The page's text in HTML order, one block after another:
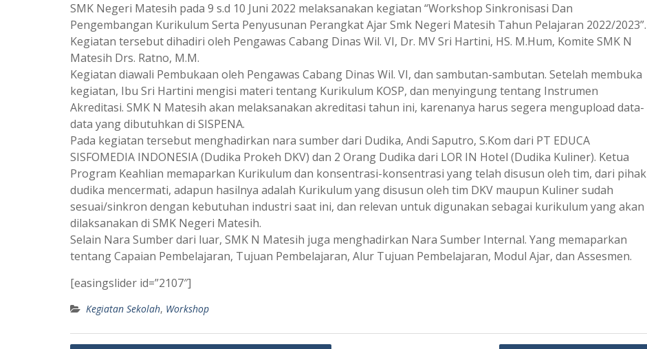
SMK Negeri Matesih pada 9 s.d 10 Juni 2022 melaksanakan kegiatan “Workshop Sinkronisasi Dan
Pengembangan Kurikulum Serta Penyusunan Perangkat Ajar Smk Negeri Matesih Tahun Pelajaran 2022/2023”.
Kegiatan tersebut dihadiri oleh Pengawas Cabang Dinas Wil. VI, Dr. MV Sri Hartini, HS. M.Hum, Komite SMK N
Matesih Drs. Ratno, M.M.
Kegiatan diawali Pembukaan oleh Pengawas Cabang Dinas Wil. VI, dan sambutan-sambutan. Setelah membuka
kegiatan, Ibu Sri Hartini mengisi materi tentang Kurikulum KOSP, dan menyingung tentang Instrumen
Akreditasi. SMK N Matesih akan melaksanakan akreditasi tahun ini, karenanya harus segera mengupload data-
data yang dibutuhkan di SISPENA.
Pada kegiatan tersebut menghadirkan nara sumber dari Dudika, Andi Saputro, S.Kom dari PT EDUCA
SISFOMEDIA INDONESIA (Dudika Prokeh DKV) dan 2 Orang Dudika dari LOR IN Hotel (Dudika Kuliner). Ketua
Program Keahlian memaparkan Kurikulum dan konsentrasi-konsentrasi yang telah disusun oleh tim, dari pihak
dudika mencermati, adapun hasilnya adalah Kurikulum yang disusun oleh tim DKV maupun Kuliner sudah
sesuai/sinkron dengan kebutuhan industri saat ini, dan relevan untuk digunakan sebagai kurikulum yang akan
dilaksanakan di SMK Negeri Matesih.
Selain Nara Sumber dari luar, SMK N Matesih juga menghadirkan Nara Sumber Internal. Yang memaparkan
tentang Capaian Pembelajaran, Tujuan Pembelajaran, Alur Tujuan Pembelajaran, Modul Ajar, dan Assesmen.
[easingslider id=”2107″]
Kegiatan Sekolah, Workshop